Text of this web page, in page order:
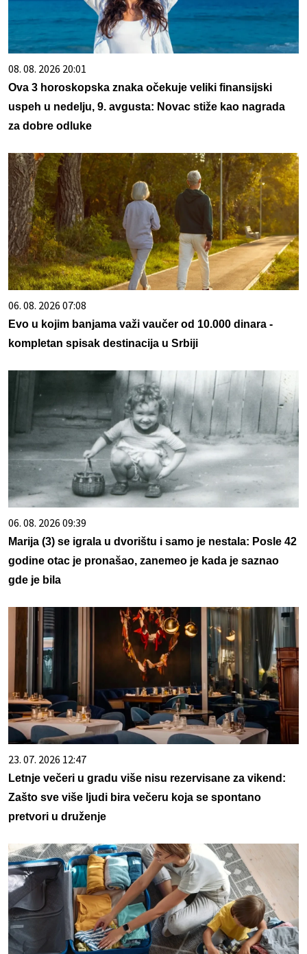
08. 08. 2026 20:01
Ova 3 horoskopska znaka očekuje veliki finansijski
uspeh u nedelju, 9. avgusta: Novac stiže kao nagrada
za dobre odluke
06. 08. 2026 07:08
Evo u kojim banjama važi vaučer od 10.000 dinara -
kompletan spisak destinacija u Srbiji
06. 08. 2026 09:39
Marija (3) se igrala u dvorištu i samo je nestala: Posle 42
godine otac je pronašao, zanemeo je kada je saznao
gde je bila
23. 07. 2026 12:47
Letnje večeri u gradu više nisu rezervisane za vikend:
Zašto sve više ljudi bira večeru koja se spontano
pretvori u druženje